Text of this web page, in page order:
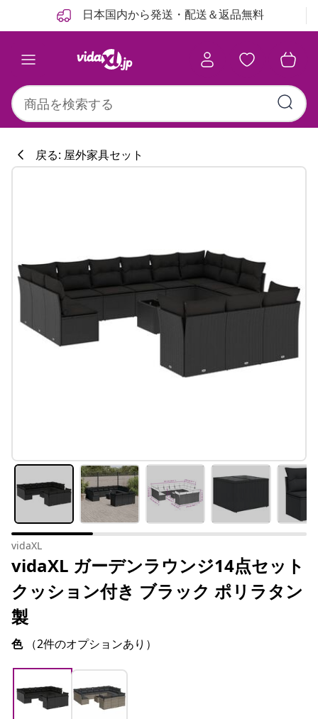
日本国内から発送・配送＆返品無料
戻る: 屋外家具セット
vidaXL
vidaXL ガーデンラウンジ14点セット
クッション付き ブラック ポリラタン
製
色 （2件のオプションあり）